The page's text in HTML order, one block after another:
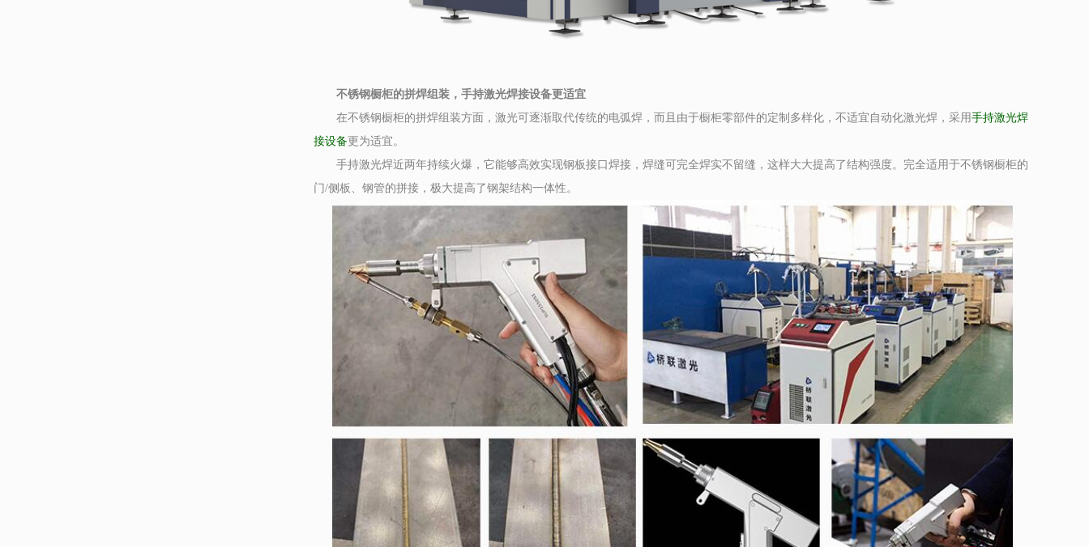
不锈钢橱柜的拼焊组装，手持激光焊接设备更适宜
在不锈钢橱柜的拼焊组装方面，激光可逐渐取代传统的电弧焊，而且由于橱柜零部件的定制多样化，不适宜自动化激光焊，采用手持激光焊
接设备 更为适宜。
手持激光焊近两年持续火爆，它能够高效实现钢板接口焊接，焊缝可完全焊实不留缝，这样大大提高了结构强度。完全适用于不锈钢橱柜的
门/侧板、钢管的拼接，极大提高了钢架结构一体性。